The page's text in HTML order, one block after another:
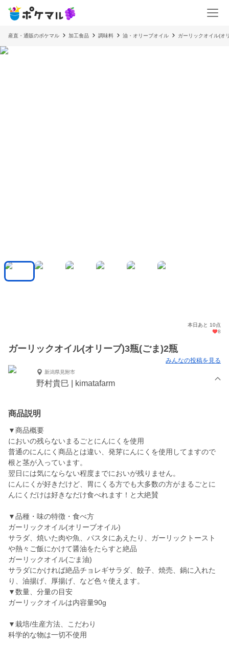
産直・通販のポケマル 加工食品 調味料 油・オリーブオイル ガーリックオイル(オ
本日あと 10点
8
ガーリックオイル(オリーブ)3瓶(ごま)2瓶
みんなの投稿を見る
新潟県見附市
野村貴巳 | kimatafarm
商品説明
▼商品概要
においの残らないまるごとにんにくを使用
普通のにんにく商品とは違い、発芽にんにくを使用してますので
根と茎が入っています。
翌日には気にならない程度までにおいが残りません。
にんにくが好きだけど、胃にくる方でも大多数の方がまるごとに
んにくだけは好きなだけ食べれます！と大絶賛
▼品種・味の特徴・食べ方
ガーリックオイル(オリーブオイル)
サラダ、焼いた肉や魚、パスタにあえたり、ガーリックトースト
や熱々ご飯にかけて醤油をたらすと絶品
ガーリックオイル(ごま油)
サラダにかければ絶品チョレギサラダ、餃子、焼売、鍋に入れた
り、油揚げ、厚揚げ、など色々使えます。
▼数量、分量の目安
ガーリックオイルは内容量90g
▼栽培/生産方法、こだわり
科学的な物は一切不使用